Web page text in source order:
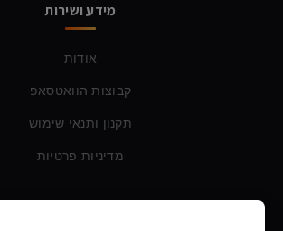
מידע ושירות
אודות
קבוצות הוואטסאפ
תקנון ותנאי שימוש
מדיניות פרטיות